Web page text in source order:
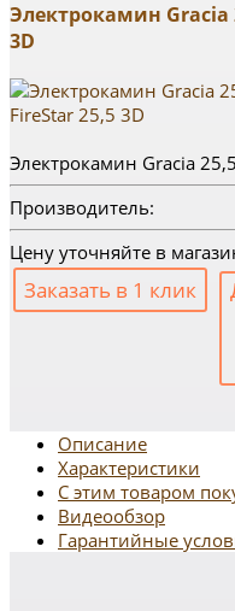
Электрокамин Gracia
3D
Электрокамин Gracia
Производитель:
Цену уточняйте в
Заказать в 1 клик
Описание
Характеристики
С этим товаром
Видеообзор
Гарантийные